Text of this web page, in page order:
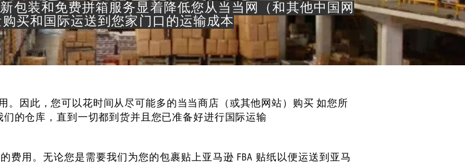
包装和免费拼箱服务显着降低您从当当网（和其他中国网
买和国际运送到您家门口的运输成本
。因此，您可以花时间从尽可能多的当当商店（或其他网站）购买 如您所
的仓库，直到一切都到货并且您已准备好进行国际运输
费用。无论您是需要我们为您的包裹贴上亚马逊 FBA 贴纸以便运送到亚马